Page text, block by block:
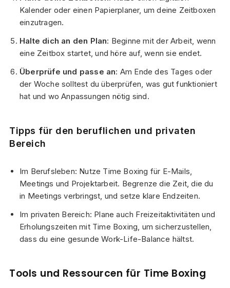
Kalender oder einen Papierplaner, um deine Zeitboxen
einzutragen.
Halte dich an den Plan: Beginne mit der Arbeit, wenn
eine Zeitbox startet, und höre auf, wenn sie endet.
Überprüfe und passe an: Am Ende des Tages oder
der Woche solltest du überprüfen, was gut funktioniert
hat und wo Anpassungen nötig sind.
Tipps für den beruflichen und privaten
Bereich
Im Berufsleben: Nutze Time Boxing für E-Mails,
Meetings und Projektarbeit. Begrenze die Zeit, die du
in Meetings verbringst, und setze klare Endzeiten.
Im privaten Bereich: Plane auch Freizeitaktivitäten und
Erholungszeiten mit Time Boxing, um sicherzustellen,
dass du eine gesunde Work-Life-Balance hältst.
Tools und Ressourcen für Time Boxing